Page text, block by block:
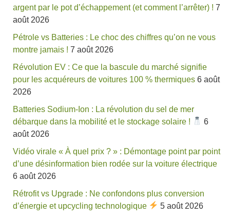
argent par le pot d’échappement (et comment l’arrêter) ! 7
août 2026
Pétrole vs Batteries : Le choc des chiffres qu’on ne vous
montre jamais ! 7 août 2026
Révolution EV : Ce que la bascule du marché signifie
pour les acquéreurs de voitures 100 % thermiques 6 août
2026
Batteries Sodium-Ion : La révolution du sel de mer
débarque dans la mobilité et le stockage solaire !
6
août 2026
Vidéo virale « À quel prix ? » : Démontage point par point
d’une désinformation bien rodée sur la voiture électrique
6 août 2026
Rétrofit vs Upgrade : Ne confondons plus conversion
d’énergie et upcycling technologique
5 août 2026